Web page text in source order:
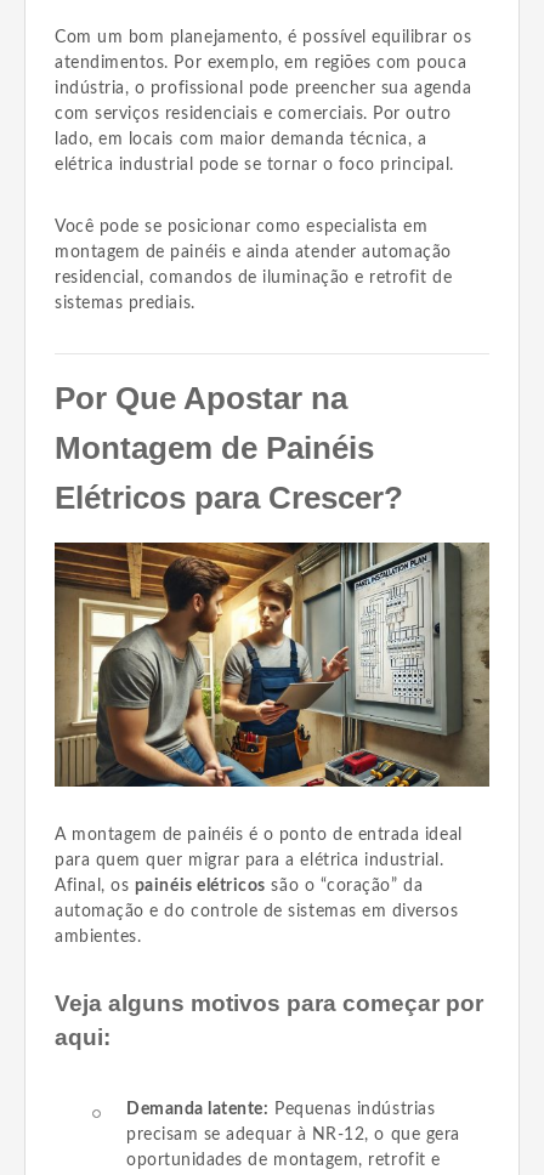
Com um bom planejamento, é possível equilibrar os
atendimentos. Por exemplo, em regiões com pouca
indústria, o profissional pode preencher sua agenda
com serviços residenciais e comerciais. Por outro
lado, em locais com maior demanda técnica, a
elétrica industrial pode se tornar o foco principal.
Você pode se posicionar como especialista em
montagem de painéis e ainda atender automação
residencial, comandos de iluminação e retrofit de
sistemas prediais.
Por Que Apostar na
Montagem de Painéis
Elétricos para Crescer?
A montagem de painéis é o ponto de entrada ideal
para quem quer migrar para a elétrica industrial.
Afinal, os painéis elétricos são o “coração” da
automação e do controle de sistemas em diversos
ambientes.
Veja alguns motivos para começar por
aqui:
Demanda latente: Pequenas indústrias
precisam se adequar à NR-12, o que gera
oportunidades de montagem, retrofit e